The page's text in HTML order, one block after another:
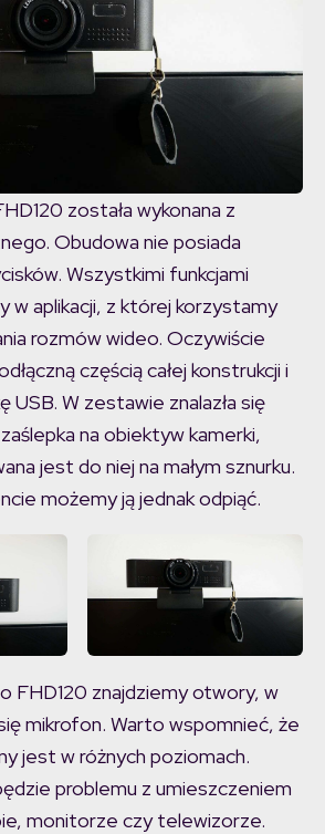
została wykonana z
Obudowa nie posiada
Wszystkimi funkcjami
w aplikacji, z której korzystamy
rozmów wideo. Oczywiście
częścią całej konstrukcji i
USB. W zestawie znalazła się
na obiektyw kamerki,
jest do niej na małym sznurku.
możemy ją jednak odpiąć.
FHD120 znajdziemy otwory, w
mikrofon. Warto wspomnieć, że
jest w różnych poziomach.
problemu z umieszczeniem
monitorze czy telewizorze.